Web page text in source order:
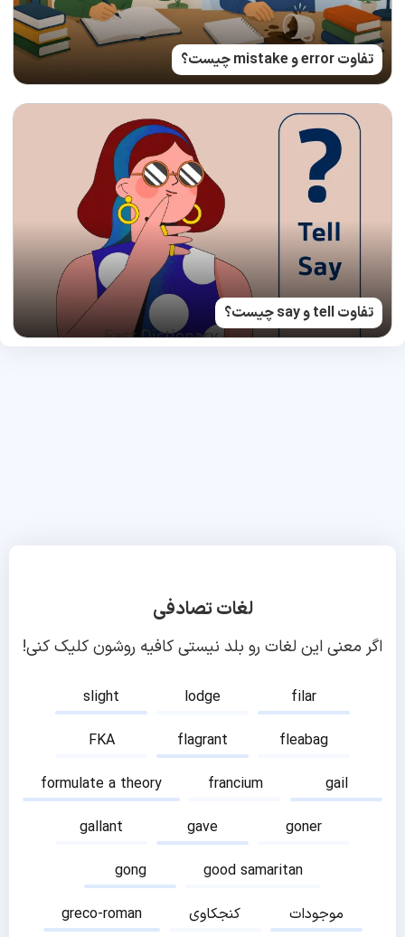
تفاوت error و mistake چیست؟
تفاوت tell و say چیست؟
لغات تصادفی
اگر معنی این لغات رو بلد نیستی کافیه روشون کلیک کنی!
slight lodge
filar
FKA
flagrant
fleabag
formulate a theory
francium
gail
gallant
gave
goner
gong
good samaritan
greco-roman
کنجکاوی
موجودات